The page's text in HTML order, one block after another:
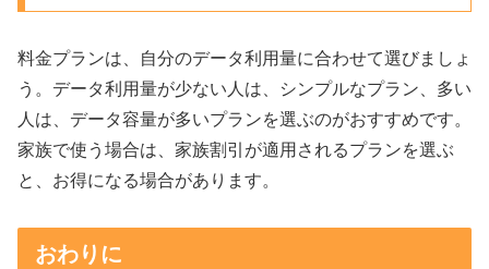
料金プランは、自分のデータ利用量に合わせて選びましょ
う。データ利用量が少ない人は、シンプルなプラン、多い
人は、データ容量が多いプランを選ぶのがおすすめです。
家族で使う場合は、家族割引が適用されるプランを選ぶ
と、お得になる場合があります。
おわりに